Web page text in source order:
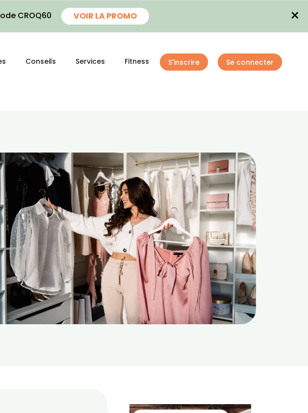
CROQ60 VOIR LA PROMO ×
Conseils Services Fitness S'inscrire Se connecter